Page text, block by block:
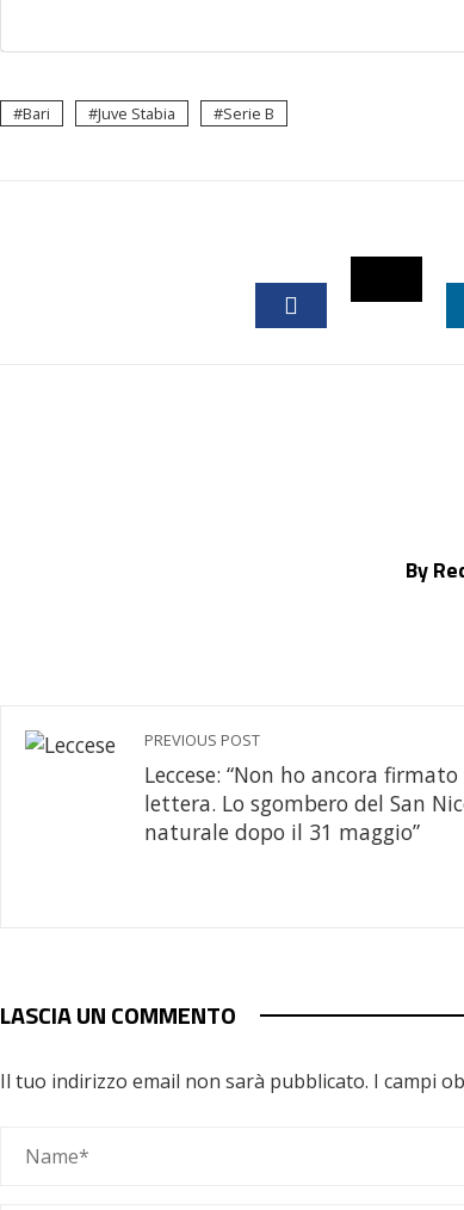
Bari Juve Stabia Serie B
By
PREVIOUS POST
Leccese: “Non ho ancora firmato
lettera. Lo sgombero del San
naturale dopo il 31 maggio”
LASCIA UN COMMENTO
Il tuo indirizzo email non sarà pubblicato. I campi